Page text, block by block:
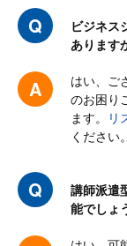
コンサル・IT・
内容： 満足・良か
ビジネス
あります
はい、ご
のお困り
ます。 リ
ください。
講師派遣
能でしょ